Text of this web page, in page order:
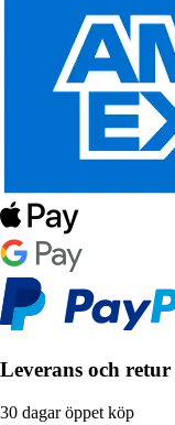
Leverans och retur
30 dagar öppet köp